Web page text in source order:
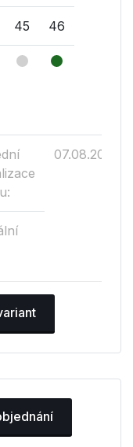
45 46
07.08.2026